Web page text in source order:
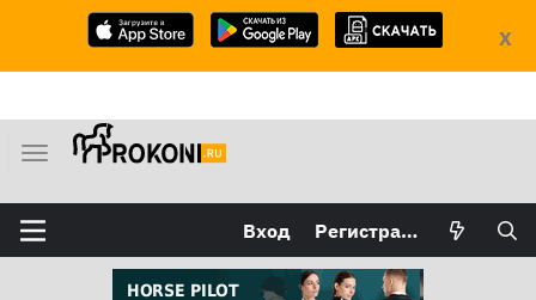
X
М
н
ю
Вход Регистрация